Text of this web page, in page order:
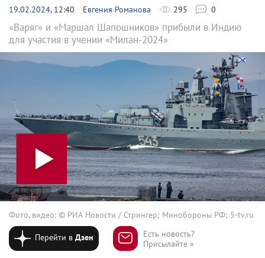
19.02.2024, 12:40 Евгения Романова 295 0
«Варяг» и «Маршал Шапошников» прибыли в Индию
для участия в учении «Милан-2024»
Фото, видео: © РИА Новости / Стрингер; Минобороны РФ; 5-tv.ru
Перейти вДзен
Есть новость?
Присылайте »